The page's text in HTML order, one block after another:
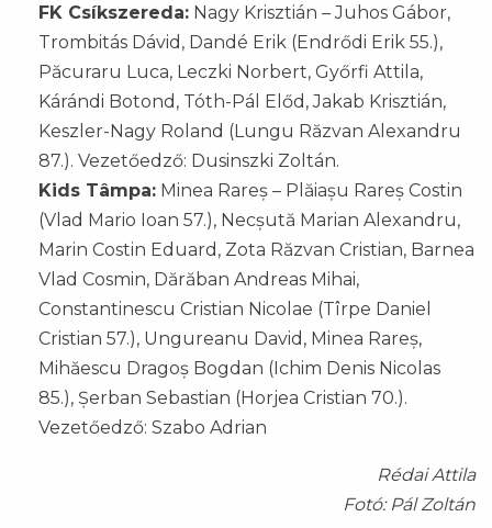
FK Csíkszereda: Nagy Krisztián – Juhos Gábor,
Trombitás Dávid, Dandé Erik (Endrődi Erik 55.),
Păcuraru Luca, Leczki Norbert, Győrfi Attila,
Kárándi Botond, Tóth-Pál Előd, Jakab Krisztián,
Keszler-Nagy Roland (Lungu Răzvan Alexandru
87.). Vezetőedző: Dusinszki Zoltán.
Kids Tâmpa: Minea Rareș – Plăiașu Rareș Costin
(Vlad Mario Ioan 57.), Necșută Marian Alexandru,
Marin Costin Eduard, Zota Răzvan Cristian, Barnea
Vlad Cosmin, Dărăban Andreas Mihai,
Constantinescu Cristian Nicolae (Tîrpe Daniel
Cristian 57.), Ungureanu David, Minea Rareș,
Mihăescu Dragoș Bogdan (Ichim Denis Nicolas
85.), Șerban Sebastian (Horjea Cristian 70.).
Vezetőedző: Szabo Adrian
Rédai Attila
Fotó: Pál Zoltán